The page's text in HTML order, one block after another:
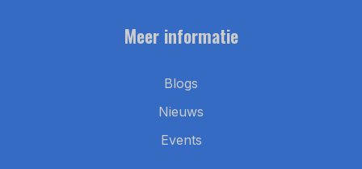
Meer informatie
Blogs
Nieuws
Events